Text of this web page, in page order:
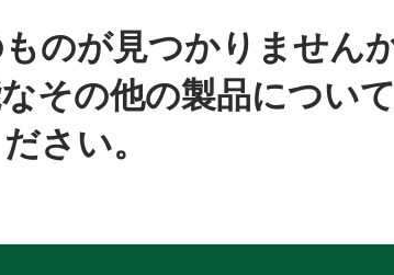
のが見つかりません
その他の製品につい
さい。